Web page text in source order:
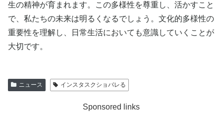
生の精神が育まれます。この多様性を尊重し、活かすこと
で、私たちの未来は明るくなるでしょう。文化的多様性の
重要性を理解し、日常生活においても意識していくことが
大切です。
ニュース インスタスクショバレる
Sponsored links